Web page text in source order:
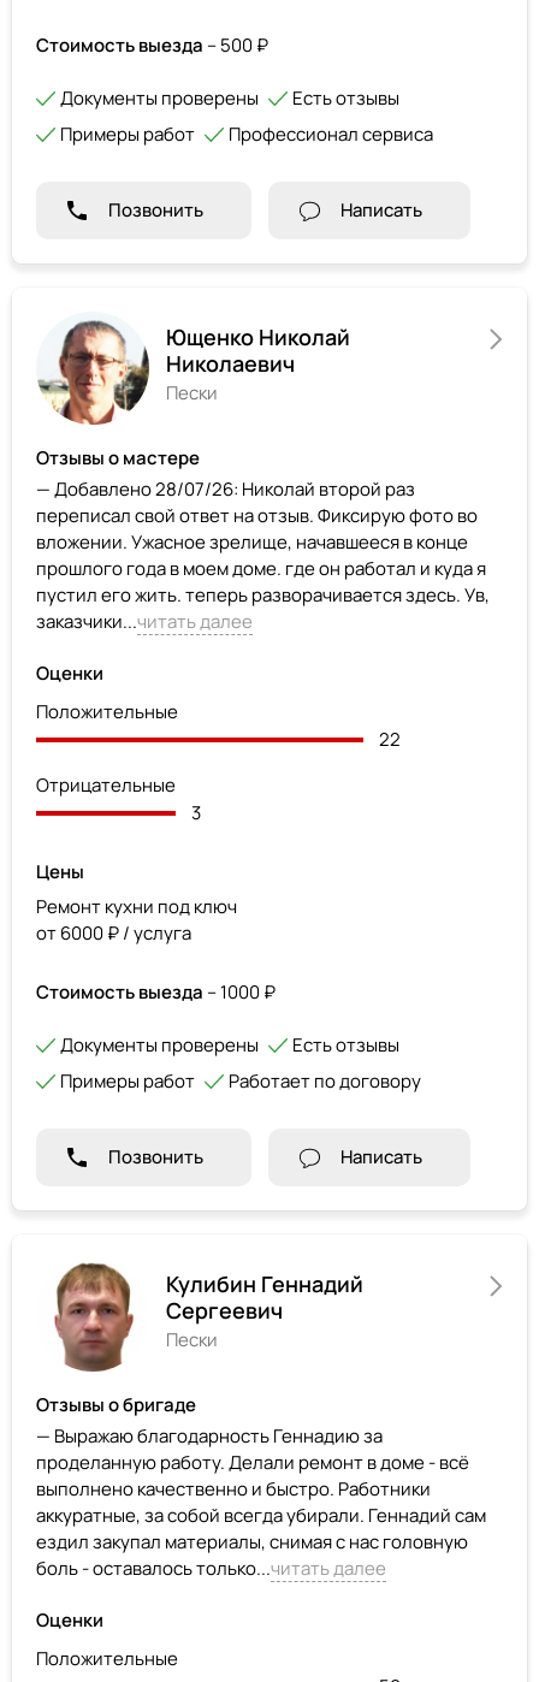
Стоимость выезда – 500 ₽
Документы проверены
Есть отзывы
Примеры работ
Профессионал сервиса
Позвонить Написать
Ющенко Николай
Николаевич
Пески
Отзывы о мастере
— Добавлено 28/07/26: Николай второй раз
переписал свой ответ на отзыв. Фиксирую фото во
вложении. Ужасное зрелище, начавшееся в конце
прошлого года в моем доме. где он работал и куда я
пустил его жить. теперь разворачивается здесь. Ув,
заказчики...читать далее
Оценки
Положительные
22
Отрицательные
3
Цены
Ремонт кухни под ключ
от 6000 ₽ / услуга
Стоимость выезда – 1000 ₽
Документы проверены
Есть отзывы
Примеры работ
Работает по договору
Позвонить Написать
Кулибин Геннадий
Сергеевич
Пески
Отзывы о бригаде
— Выражаю благодарность Геннадию за
проделанную работу. Делали ремонт в доме - всё
выполнено качественно и быстро. Работники
аккуратные, за собой всегда убирали. Геннадий сам
ездил закупал материалы, снимая с нас головную
боль - оставалось только...читать далее
Оценки
Положительные